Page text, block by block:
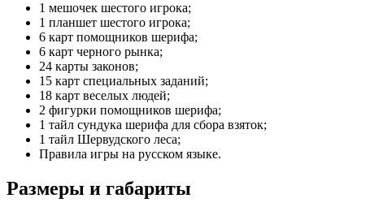
1 мешочек шестого игрока;
1 планшет шестого игрока;
6 карт помощников шерифа;
6 карт черного рынка;
24 карты законов;
15 карт специальных заданий;
18 карт веселых людей;
2 фигурки помощников шерифа;
1 тайл сундука шерифа для сбора взяток;
1 тайл Шервудского леса;
Правила игры на русском языке.
Размеры и габариты